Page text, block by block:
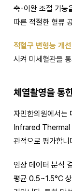
축-이완 조절 기능
따른 적절한 혈류
적혈구 변형능 개선
시켜 미세혈관을
체열촬영을 통
자민한의원에서는
Infrared Thermal
관적으로 평가합니
임상 데이터 분석
평균 0.5~1.5°C